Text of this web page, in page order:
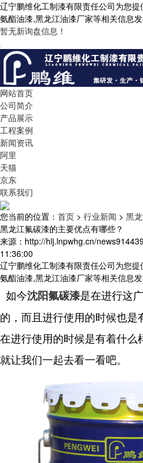
辽宁鹏维化工制漆有限责任公司为您提
氨酯油漆,黑龙江油漆厂家等相关信息
暂无新询盘信息！
网站首页
公司简介
产品展示
工程案例
新闻资讯
阿里
天猫
京东
联系我们
您当前的位置： 首页 > 行业新闻 > 黑
黑龙江氟碳漆的主要优点有哪些？
来源：http://hlj.lnpwhg.cn/
11:36:00
辽宁鹏维化工制漆有限责任公司为您提
氨酯油漆,黑龙江油漆厂家等相关信息
如今沈阳氟碳漆是在进行这
的，而且进行使用的时候也
在进行使用的时候是有着什
就让我们一起去看一看吧。